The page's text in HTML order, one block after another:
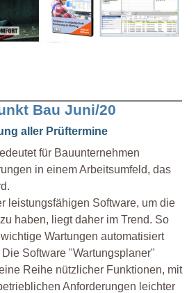
Bau Juni/20
aller Prüftermine
für Bauunternehmen
in einem Arbeitsumfeld, das
leistungsfähigen Software, um die
haben, liegt daher im Trend. So
Wartungen automatisiert
Software "Wartungsplaner"
Reihe nützlicher Funktionen, mit
Anforderungen leichter